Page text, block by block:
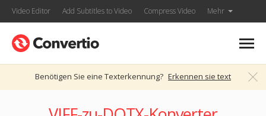
Video Editor Add Subtitles to Video Compress Video Mehr
Benötigen Sie eine Texterkennung? Erkennen sie text